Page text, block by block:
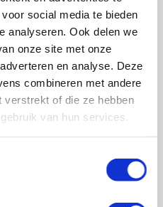
social media te bieden
analyseren. Ook delen we
onze site met onze
en analyse. Deze
combineren met andere
verstrekt of die ze hebben
van hun services.
nummer)
uur)
)
uur)
colitis.nl